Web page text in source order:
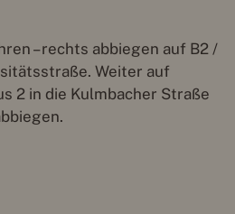
– rechts abbiegen auf B2 /
Weiter auf
2 in die Kulmbacher Straße